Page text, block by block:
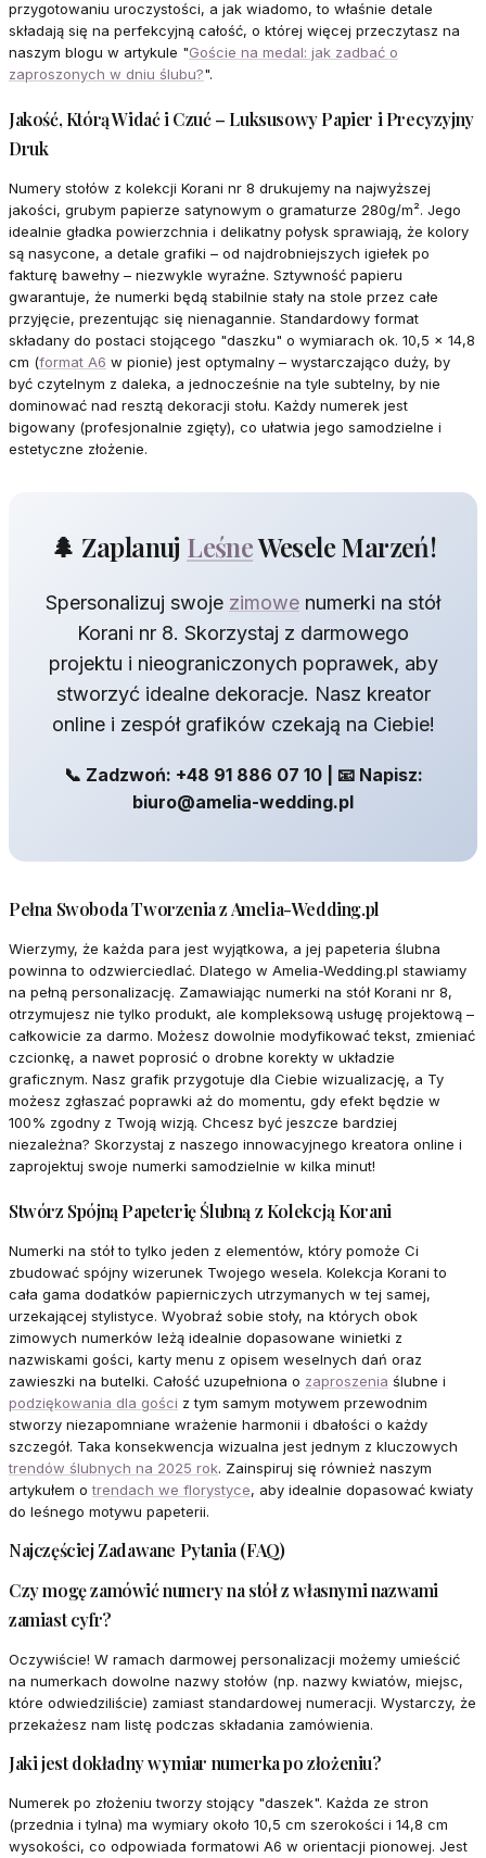
przygotowaniu uroczystości, a jak wiadomo, to właśnie detale
składają się na perfekcyjną całość, o której więcej przeczytasz na
naszym blogu w artykule "Goście na medal: jak zadbać o
zaproszonych w dniu ślubu?".
Jakość, Którą Widać i Czuć – Luksusowy Papier i Precyzyjny
Druk
Numery stołów z kolekcji Korani nr 8 drukujemy na najwyższej
jakości, grubym papierze satynowym o gramaturze 280g/m². Jego
idealnie gładka powierzchnia i delikatny połysk sprawiają, że kolory
są nasycone, a detale grafiki – od najdrobniejszych igiełek po
fakturę bawełny – niezwykle wyraźne. Sztywność papieru
gwarantuje, że numerki będą stabilnie stały na stole przez całe
przyjęcie, prezentując się nienagannie. Standardowy format
składany do postaci stojącego "daszku" o wymiarach ok. 10,5 x 14,8
cm (format A6 w pionie) jest optymalny – wystarczająco duży, by
być czytelnym z daleka, a jednocześnie na tyle subtelny, by nie
dominować nad resztą dekoracji stołu. Każdy numerek jest
bigowany (profesjonalnie zgięty), co ułatwia jego samodzielne i
estetyczne złożenie.
🌲 Zaplanuj LeśneWesele Marzeń!
Spersonalizuj swoje zimowe numerki na stół
Korani nr 8. Skorzystaj z darmowego
projektu i nieograniczonych poprawek, aby
stworzyć idealne dekoracje. Nasz kreator
online i zespół grafików czekają na Ciebie!
📞 Zadzwoń: +48 91 886 07 10 | 📧 Napisz:
biuro@amelia-wedding.pl
Pełna Swoboda Tworzenia z Amelia-Wedding.pl
Wierzymy, że każda para jest wyjątkowa, a jej papeteria ślubna
powinna to odzwierciedlać. Dlatego w Amelia-Wedding.pl stawiamy
na pełną personalizację. Zamawiając numerki na stół Korani nr 8,
otrzymujesz nie tylko produkt, ale kompleksową usługę projektową –
całkowicie za darmo. Możesz dowolnie modyfikować tekst, zmieniać
czcionkę, a nawet poprosić o drobne korekty w układzie
graficznym. Nasz grafik przygotuje dla Ciebie wizualizację, a Ty
możesz zgłaszać poprawki aż do momentu, gdy efekt będzie w
100% zgodny z Twoją wizją. Chcesz być jeszcze bardziej
niezależna? Skorzystaj z naszego innowacyjnego kreatora online i
zaprojektuj swoje numerki samodzielnie w kilka minut!
Stwórz Spójną Papeterię Ślubną z Kolekcją Korani
Numerki na stół to tylko jeden z elementów, który pomoże Ci
zbudować spójny wizerunek Twojego wesela. Kolekcja Korani to
cała gama dodatków papierniczych utrzymanych w tej samej,
urzekającej stylistyce. Wyobraź sobie stoły, na których obok
zimowych numerków leżą idealnie dopasowane winietki z
nazwiskami gości, karty menu z opisem weselnych dań oraz
zawieszki na butelki. Całość uzupełniona o zaproszenia ślubne i
podziękowania dla gości z tym samym motywem przewodnim
stworzy niezapomniane wrażenie harmonii i dbałości o każdy
szczegół. Taka konsekwencja wizualna jest jednym z kluczowych
trendów ślubnych na 2025 rok. Zainspiruj się również naszym
artykułem otrendach we florystyce, aby idealnie dopasować kwiaty
do leśnego motywu papeterii.
Najczęściej Zadawane Pytania (FAQ)
Czy mogę zamówić numery na stół z własnymi nazwami
zamiast cyfr?
Oczywiście! W ramach darmowej personalizacji możemy umieścić
na numerkach dowolne nazwy stołów (np. nazwy kwiatów, miejsc,
które odwiedziliście) zamiast standardowej numeracji. Wystarczy, że
przekażesz nam listę podczas składania zamówienia.
Jaki jest dokładny wymiar numerka po złożeniu?
Numerek po złożeniu tworzy stojący "daszek". Każda ze stron
(przednia i tylna) ma wymiary około 10,5 cm szerokości i 14,8 cm
wysokości, co odpowiada formatowi A6 w orientacji pionowej. Jest